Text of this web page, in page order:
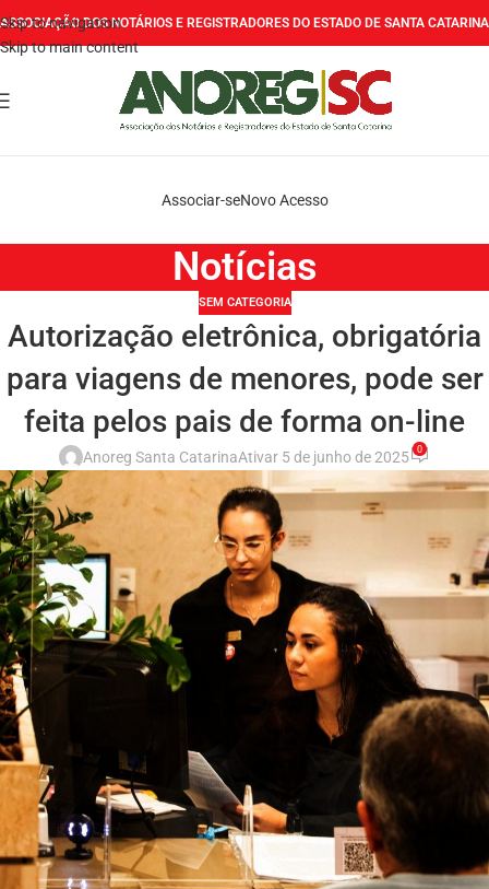
Skip to navigation
Skip to main content
ASSOCIAÇÃO DOS NOTÁRIOS E REGISTRADORES DO ESTADO DE SANTA CATARINA
Associar-seNovo Acesso
Notícias
SEM CATEGORIA
Autorização eletrônica, obrigatória
para viagens de menores, pode ser
feita pelos pais de forma on-line
Anoreg Santa CatarinaAtivar 5 de junho de 2025 0